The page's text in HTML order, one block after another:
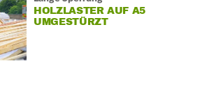
HOLZLASTER AUF A5
UMGESTÜRZT